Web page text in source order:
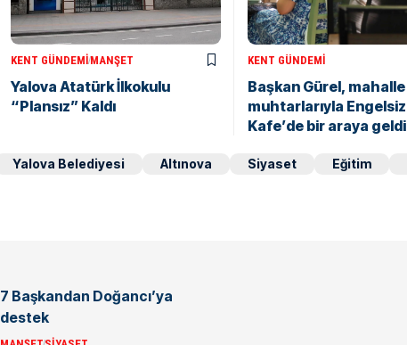
KENT GÜNDEMIMANŞET
Yalova Atatürk İlkokulu
“Plansız” Kaldı
KENT GÜNDEMI
Başkan Gürel, mahalle
muhtarlarıyla Engelsiz
Kafe’de bir araya geldi
Yalova Belediyesi Altınova Siyaset Eğitim
7 Başkandan Doğancı’ya
destek